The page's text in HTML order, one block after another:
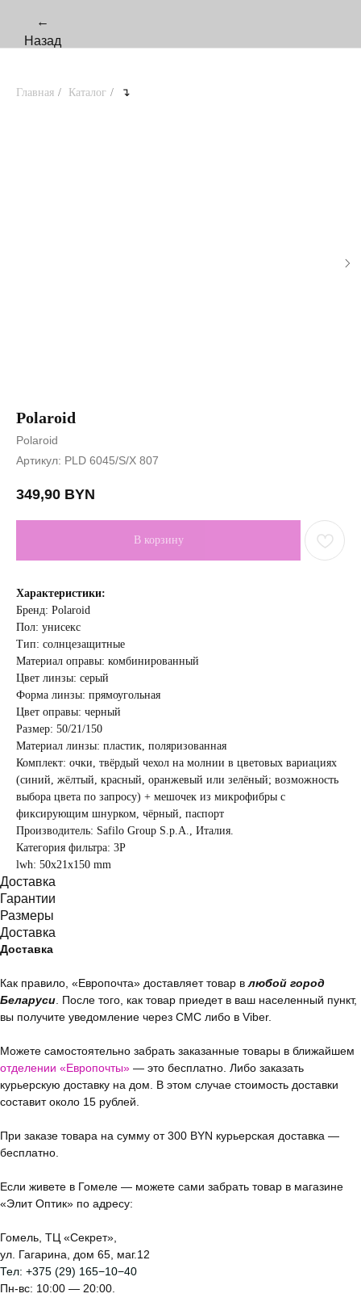
←
Назад
Главная / Каталог / ↴
Polaroid
Polaroid
Артикул: PLD 6045/S/X 807
349,90 BYN
В корзину
Характеристики:
Бренд: Polaroid
Пол: унисекс
Тип: солнцезащитные
Материал оправы: комбинированный
Цвет линзы: cерый
Форма линзы: прямоугольная
Цвет оправы: черный
Размер: 50/21/150
Материал линзы: пластик, поляризованная
Комплект: очки, твёрдый чехол на молнии в цветовых вариациях
(синий, жёлтый, красный, оранжевый или зелёный; возможность
выбора цвета по запросу) + мешочек из микрофибры с
фиксирующим шнурком, чёрный, паспорт
Производитель: Safilo Group S.p.A., Италия.
Категория фильтра: 3Р
lwh: 50x21x150 mm
Доставка
Гарантии
Размеры
Доставка
Доставка
Как правило, «Европочта» доставляет товар влюбой город
Беларуси. После того, как товар приедет в ваш населенный пункт,
вы получите уведомление через СМС либо в Viber.
Можете самостоятельно забрать заказанные товары в ближайшем
отделении «Европочты» — это бесплатно. Либо заказать
курьерскую доставку на дом. В этом случае стоимость доставки
составит около 15 рублей.
При заказе товара на сумму от 300 BYN курьерская доставка —
бесплатно.
Если живете в Гомеле — можете сами забрать товар в магазине
«Элит Оптик» по адресу:
Гомель, ТЦ «Секрет»,
ул. Гагарина, дом 65, маг.12
Тел: +375 (29) 165−10−40
Пн-вс: 10:00 — 20:00.